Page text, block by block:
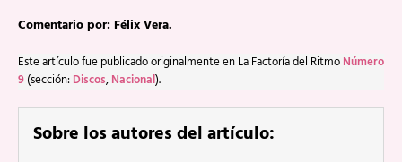
Comentario por: Félix Vera.
Este artículo fue publicado originalmente en La Factoría del Ritmo Número
9 (sección: Discos, Nacional).
Sobre los autores del artículo: